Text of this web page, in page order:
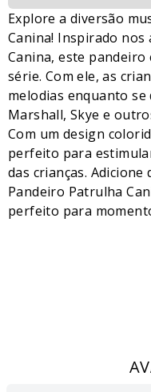
Explore a diversão
Canina! Inspirado
Canina, este pandeiro
série. Com ele, as
melodias enquanto se
Marshall, Skye e
Com um design
perfeito para
das crianças.
Pandeiro Patrulha
perfeito para